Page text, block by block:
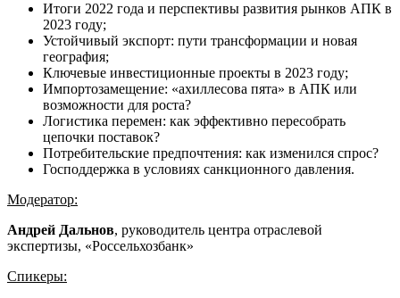
Итоги 2022 года и перспективы развития рынков АПК в
2023 году;
Устойчивый экспорт: пути трансформации и новая
география;
Ключевые инвестиционные проекты в 2023 году;
Импортозамещение: «ахиллесова пята» в АПК или
возможности для роста?
Логистика перемен: как эффективно пересобрать
цепочки поставок?
Потребительские предпочтения: как изменился спрос?
Господдержка в условиях санкционного давления.
Модератор:
Андрей Дальнов, руководитель центра отраслевой
экспертизы, «Россельхозбанк»
Спикеры: